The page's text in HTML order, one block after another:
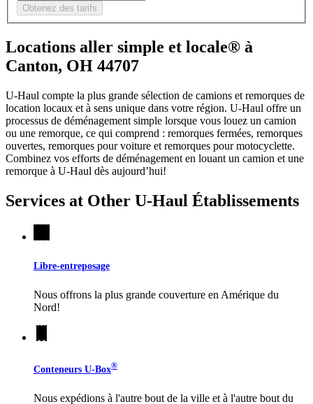
Obtenez des tarifs
Locations aller simple et locale® à
Canton, OH 44707
U-Haul compte la plus grande sélection de camions et remorques de
location locaux et à sens unique dans votre région. U-Haul offre un
processus de déménagement simple lorsque vous louez un camion
ou une remorque, ce qui comprend : remorques fermées, remorques
ouvertes, remorques pour voiture et remorques pour motocyclette.
Combinez vos efforts de déménagement en louant un camion et une
remorque à U-Haul dès aujourd’hui!
Services at Other U-Haul Établissements
Libre-entreposage
Nous offrons la plus grande couverture en Amérique du
Nord!
Conteneurs U-Box®
Nous expédions à l'autre bout de la ville et à l'autre bout du